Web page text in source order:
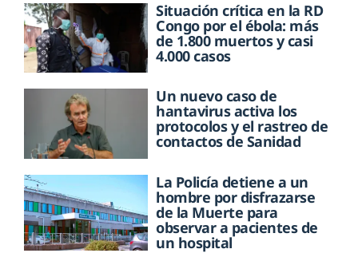
Situación crítica en la RD
Congo por el ébola: más
de 1.800 muertos y casi
4.000 casos
Un nuevo caso de
hantavirus activa los
protocolos y el rastreo de
contactos de Sanidad
La Policía detiene a un
hombre por disfrazarse
de la Muerte para
observar a pacientes de
un hospital